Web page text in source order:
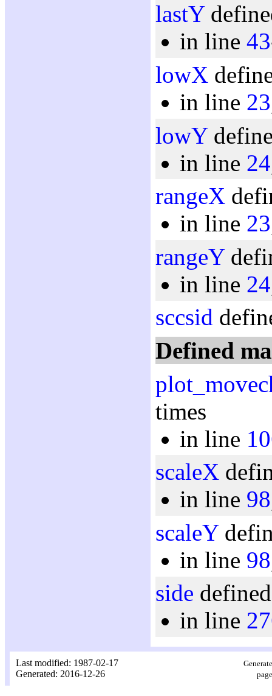
lastY
in line 43
lowX
in line 23
lowY
in line 24
rangeX
in line 23
rangeY
in line 24
sccsid
Defined
times
in line
scaleX
in line 98
scaleY
in line 98
side
in line
Last modified: 1987-02-17
Generated: 2016-12-26